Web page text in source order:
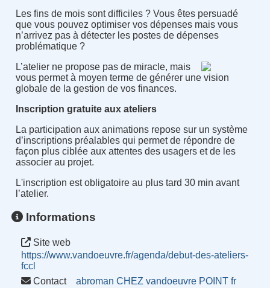
Les fins de mois sont difficiles ? Vous êtes persuadé
que vous pouvez optimiser vos dépenses mais vous
n’arrivez pas à détecter les postes de dépenses
problématique ?
L’atelier ne propose pas de miracle, mais
vous permet à moyen terme de générer une vision
globale de la gestion de vos finances.
Inscription gratuite aux ateliers
La participation aux animations repose sur un système
d’inscriptions préalables qui permet de répondre de
façon plus ciblée aux attentes des usagers et de les
associer au projet.
L'inscription est obligatoire au plus tard 30 min avant
l’atelier.
Informations
Site web
https://www.vandoeuvre.fr/agenda/debut-des-ateliers-
fccl
Contact
abroman CHEZ vandoeuvre POINT fr